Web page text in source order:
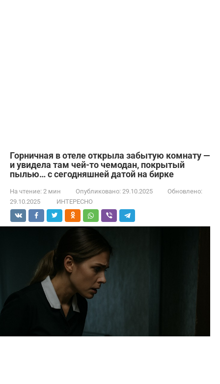
Горничная в отеле открыла забытую комнату —
и увидела там чей-то чемодан, покрытый
пылью… с сегодняшней датой на бирке
На чтение: 2 мин Опубликовано: 29.10.2025
Обновлено:
29.10.2025
ИНТЕРЕСНО